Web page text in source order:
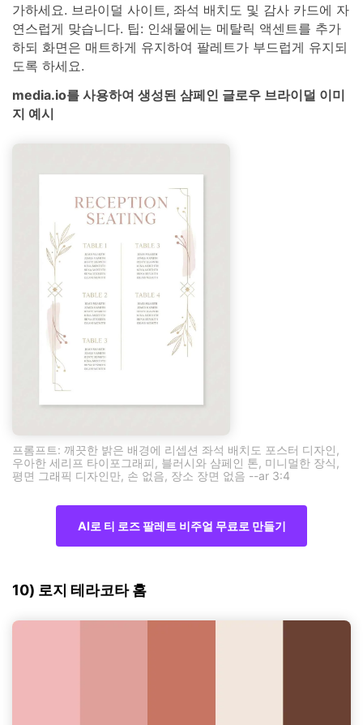
가하세요. 브라이덜 사이트, 좌석 배치도 및 감사 카드에 자
연스럽게 맞습니다. 팁: 인쇄물에는 메탈릭 액센트를 추가
하되 화면은 매트하게 유지하여 팔레트가 부드럽게 유지되
도록 하세요.
media.io를 사용하여 생성된 샴페인 글로우 브라이덜 이미
지 예시
프롬프트: 깨끗한 밝은 배경에 리셉션 좌석 배치도 포스터 디자인,
우아한 세리프 타이포그래피, 블러시와 샴페인 톤, 미니멀한 장식,
평면 그래픽 디자인만, 손 없음, 장소 장면 없음 --ar 3:4
AI로 티 로즈 팔레트 비주얼 무료로 만들기
10) 로지 테라코타 홈